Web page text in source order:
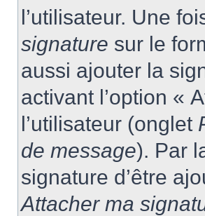
l’utilisateur. Une
signature sur le
aussi ajouter la
activant l’option «
l’utilisateur (onglet
de message). Par
signature d’être
Attacher ma